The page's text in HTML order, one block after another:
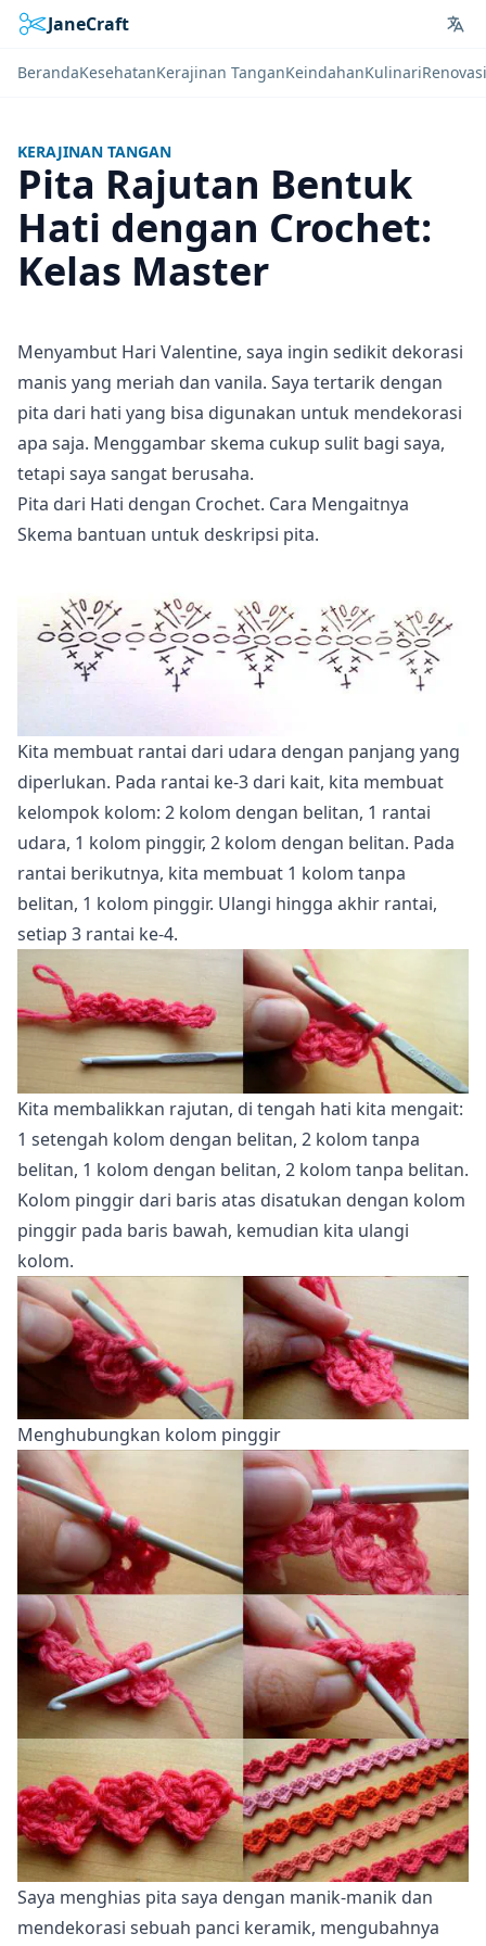
JaneCraft
BerandaKesehatanKerajinan TanganKeindahanKulinariRenovasi
KERAJINAN TANGAN
Pita Rajutan Bentuk
Hati dengan Crochet:
Kelas Master
Menyambut Hari Valentine, saya ingin sedikit dekorasi
manis yang meriah dan vanila. Saya tertarik dengan
pita dari hati yang bisa digunakan untuk mendekorasi
apa saja. Menggambar skema cukup sulit bagi saya,
tetapi saya sangat berusaha.
Pita dari Hati dengan Crochet. Cara Mengaitnya
Skema bantuan untuk deskripsi pita.
Kita membuat rantai dari udara dengan panjang yang
diperlukan. Pada rantai ke-3 dari kait, kita membuat
kelompok kolom: 2 kolom dengan belitan, 1 rantai
udara, 1 kolom pinggir, 2 kolom dengan belitan. Pada
rantai berikutnya, kita membuat 1 kolom tanpa
belitan, 1 kolom pinggir. Ulangi hingga akhir rantai,
setiap 3 rantai ke-4.
Kita membalikkan rajutan, di tengah hati kita mengait:
1 setengah kolom dengan belitan, 2 kolom tanpa
belitan, 1 kolom dengan belitan, 2 kolom tanpa belitan.
Kolom pinggir dari baris atas disatukan dengan kolom
pinggir pada baris bawah, kemudian kita ulangi
kolom.
Menghubungkan kolom pinggir
Saya menghias pita saya dengan manik-manik dan
mendekorasi sebuah panci keramik, mengubahnya